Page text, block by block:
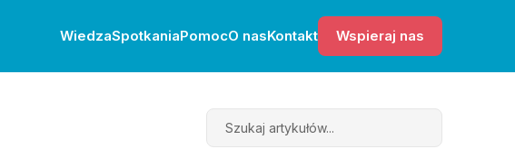
WiedzaSpotkaniaPomocO nasKontakt Wspieraj nas
Search